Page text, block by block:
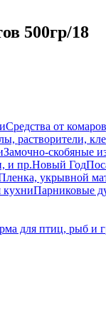
500гр/18
Средства от
растворители,
Замочно-скобяные
и пр.Новый Год
укрывной
кухниПарниковые
для птиц, рыб и